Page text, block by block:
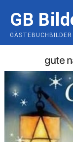
content
GB
GÄSTEBUCHBILDER
gute